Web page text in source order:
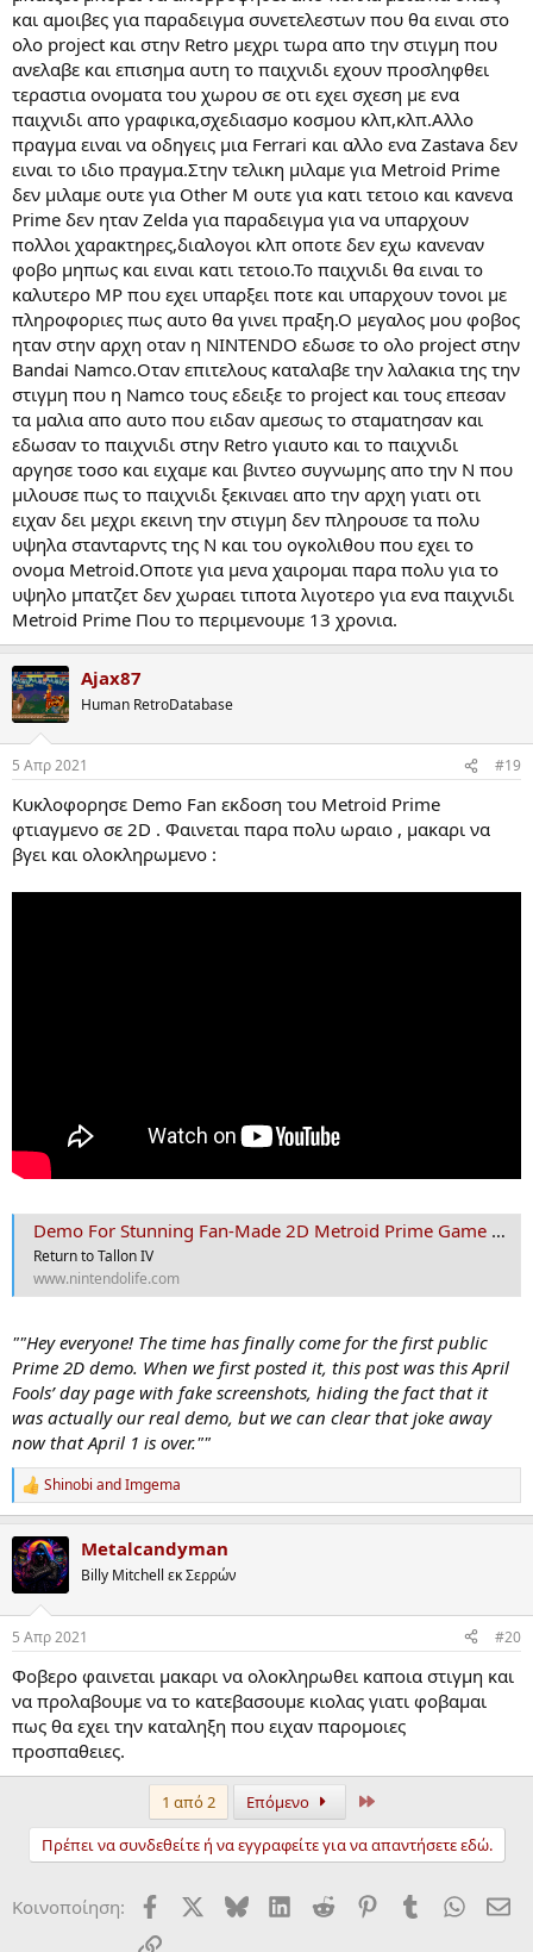
και αμοιβες για παραδειγμα συνετελεστων που θα ειναι στο
ολο project και στην Retro μεχρι τωρα απο την στιγμη που
ανελαβε και επισημα αυτη το παιχνιδι εχουν προσληφθει
τεραστια ονοματα του χωρου σε οτι εχει σχεση με ενα
παιχνιδι απο γραφικα,σχεδιασμο κοσμου κλπ,κλπ.Αλλο
πραγμα ειναι να οδηγεις μια Ferrari και αλλο ενα Zastava δεν
ειναι το ιδιο πραγμα.Στην τελικη μιλαμε για Metroid Prime
δεν μιλαμε ουτε για Other M ουτε για κατι τετοιο και κανενα
Prime δεν ηταν Zelda για παραδειγμα για να υπαρχουν
πολλοι χαρακτηρες,διαλογοι κλπ οποτε δεν εχω κανεναν
φοβο μηπως και ειναι κατι τετοιο.Το παιχνιδι θα ειναι το
καλυτερο MP που εχει υπαρξει ποτε και υπαρχουν τονοι με
πληροφοριες πως αυτο θα γινει πραξη.Ο μεγαλος μου φοβος
ηταν στην αρχη οταν η NINTENDO εδωσε το ολο project στην
Bandai Namco.Οταν επιτελους καταλαβε την λαλακια της την
στιγμη που η Namco τους εδειξε το project και τους επεσαν
τα μαλια απο αυτο που ειδαν αμεσως το σταματησαν και
εδωσαν το παιχνιδι στην Retro γιαυτο και το παιχνιδι
αργησε τοσο και ειχαμε και βιντεο συγνωμης απο την N που
μιλουσε πως το παιχνιδι ξεκιναει απο την αρχη γιατι οτι
ειχαν δει μεχρι εκεινη την στιγμη δεν πληρουσε τα πολυ
υψηλα στανταρντς της N και του ογκολιθου που εχει το
ονομα Metroid.Οποτε για μενα χαιρομαι παρα πολυ για το
υψηλο μπατζετ δεν χωραει τιποτα λιγοτερο για ενα παιχνιδι
Metroid Prime Που το περιμενουμε 13 χρονια.
Ajax87
Human RetroDatabase
5 Απρ 2021 #19
Κυκλοφορησε Demo Fan εκδοση του Metroid Prime
φτιαγμενο σε 2D . Φαινεται παρα πολυ ωραιο , μακαρι να
βγει και ολοκληρωμενο :
Demo For Stunning Fan-Made 2D Metroid Prime Game Released
Return to Tallon IV
www.nintendolife.com
""Hey everyone! The time has finally come for the first public
Prime 2D demo. When we first posted it, this post was this April
Fools’ day page with fake screenshots, hiding the fact that it
was actually our real demo, but we can clear that joke away
now that April 1 is over.""
R
e
c
t
i
s
Shinobi andImgema
Metalcandyman
Billy Mitchell εκ Σερρών
5 Απρ 2021 #20
Φοβερο φαινεται μακαρι να ολοκληρωθει καποια στιγμη και
να προλαβουμε να το κατεβασουμε κιολας γιατι φοβαμαι
πως θα εχει την καταληξη που ειχαν παρομοιες
προσπαθειες.
1 από 2 Επόμενο
Πρέπει να συνδεθείτε ή να εγγραφείτε για να απαντήσετε εδώ.
Κοινοποίηση: Facebook BlueskyLinkedInReddit PinterestTumblr
Σύνδεσμος